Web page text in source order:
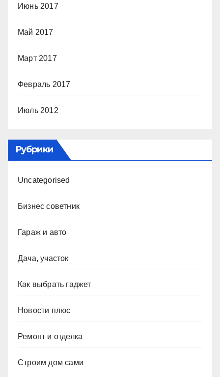
Июнь 2017
Май 2017
Март 2017
Февраль 2017
Июль 2012
Рубрики
Uncategorised
Бизнес советник
Гараж и авто
Дача, участок
Как выбрать гаджет
Новости плюс
Ремонт и отделка
Строим дом сами